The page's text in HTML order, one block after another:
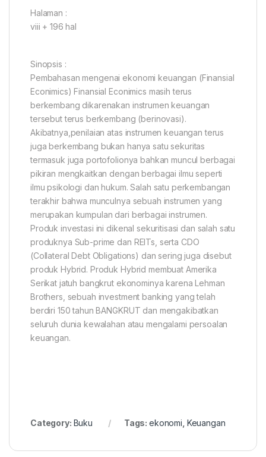
Halaman :
viii + 196 hal
Sinopsis :
Pembahasan mengenai ekonomi keuangan (Finansial
Econimics) Finansial Econimics masih terus
berkembang dikarenakan instrumen keuangan
tersebut terus berkembang (berinovasi).
Akibatnya,penilaian atas instrumen keuangan terus
juga berkembang bukan hanya satu sekuritas
termasuk juga portofolionya bahkan muncul berbagai
pikiran mengkaitkan dengan berbagai ilmu seperti
ilmu psikologi dan hukum. Salah satu perkembangan
terakhir bahwa munculnya sebuah instrumen yang
merupakan kumpulan dari berbagai instrumen.
Produk investasi ini dikenal sekuritisasi dan salah satu
produknya Sub-prime dan REITs, serta CDO
(Collateral Debt Obligations) dan sering juga disebut
produk Hybrid. Produk Hybrid membuat Amerika
Serikat jatuh bangkrut ekonominya karena Lehman
Brothers, sebuah investment banking yang telah
berdiri 150 tahun BANGKRUT dan mengakibatkan
seluruh dunia kewalahan atau mengalami persoalan
keuangan.
Category: Buku Tags: ekonomi Keuangan